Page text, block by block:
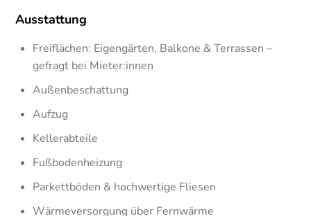
Ausstattung
Freiflächen: Eigengärten, Balkone & Terrassen –
gefragt bei Mieter:innen
Außenbeschattung
Aufzug
Kellerabteile
Fußbodenheizung
Parkettböden & hochwertige Fliesen
Wärmeversorgung über Fernwärme